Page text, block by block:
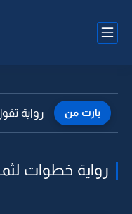
بارت من
رواية خطوات